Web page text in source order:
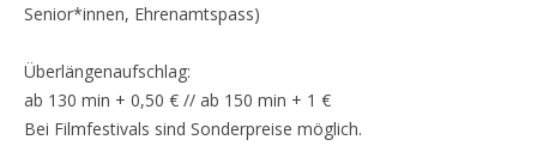
Senior*innen, Ehrenamtspass)
Überlängenaufschlag:
ab 130 min + 0,50 € // ab 150 min + 1 €
Bei Filmfestivals sind Sonderpreise möglich.